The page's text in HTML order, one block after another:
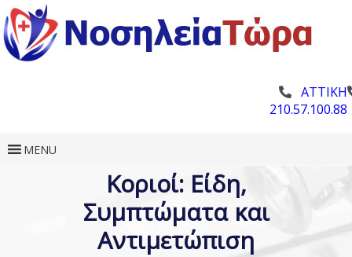
ΑΤΤΙΚΗ
210.57.100.88
MENU
Κοριοί: Είδη,
Συμπτώματα και
Αντιμετώπιση